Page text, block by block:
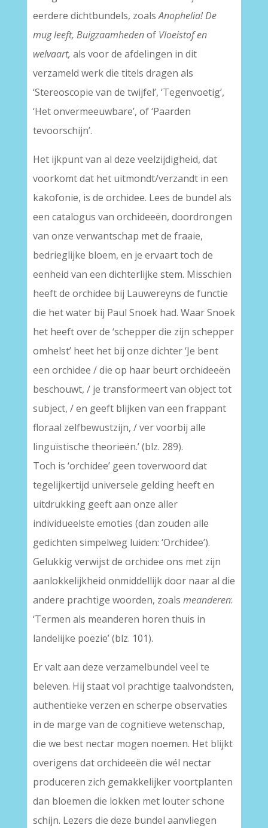
eerdere dichtbundels, zoalsAnophelia! De
mug leeft, Buigzaamhedenof Vloeistof en
welvaart, als voor de afdelingen in dit
verzameld werk die titels dragen als
‘Stereoscopie van de twijfel’, ‘Tegenvoetig’,
‘Het onvermeeuwbare’, of ‘Paarden
tevoorschijn’.
Het ijkpunt van al deze veelzijdigheid, dat
voorkomt dat het uitmondt/verzandt in een
kakofonie, is de orchidee. Lees de bundel als
een catalogus van orchideeën, doordrongen
van onze verwantschap met de fraaie,
bedrieglijke bloem, en je ervaart toch de
eenheid van een dichterlijke stem. Misschien
heeft de orchidee bij Lauwereyns de functie
die het water bij Paul Snoek had. Waar Snoek
het heeft over de ‘schepper die zijn schepper
omhelst’ heet het bij onze dichter ‘Je bent
een orchidee / die op haar beurt orchideeën
beschouwt, / je transformeert van object tot
subject, / en geeft blijken van een frappant
floraal zelfbewustzijn, / ver voorbij alle
linguïstische theorieën.’ (blz. 289).
Toch is ‘orchidee’ geen toverwoord dat
tegelijkertijd universele gelding heeft en
uitdrukking geeft aan onze aller
individueelste emoties (dan zouden alle
gedichten simpelweg luiden: ‘Orchidee’).
Gelukkig verwijst de orchidee ons met zijn
aanlokkelijkheid onmiddellijk door naar al die
andere prachtige woorden, zoals meanderen:
‘Termen als meanderen horen thuis in
landelijke poëzie’ (blz. 101).
Er valt aan deze verzamelbundel veel te
beleven. Hij staat vol prachtige taalvondsten,
authentieke verzen en scherpe observaties
in de marge van de cognitieve wetenschap,
die we best nectar mogen noemen. Het blijkt
overigens dat orchideeën die wél nectar
produceren zich gemakkelijker voortplanten
dan bloemen die lokken met louter schone
schijn. Lezers die deze bundel aanvliegen